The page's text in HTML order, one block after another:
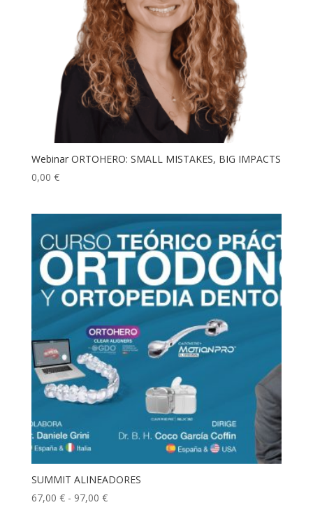
Webinar ORTOHERO: SMALL MISTAKES, BIG IMPACTS
0,00 €
SUMMIT ALINEADORES
67,00 € - 97,00 €Rango